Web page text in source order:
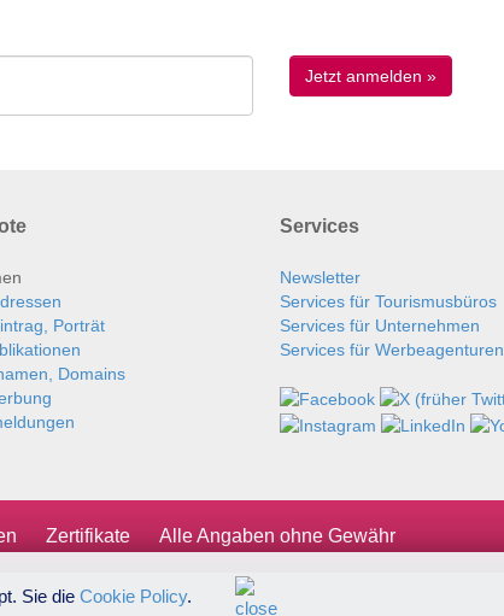
Porträt
Domains
Services
Newsletter
Services für Tourismusbüros
Services für Unternehmen
Services für Werbeagenturen
Zertifikate Alle Angaben ohne Gewähr
Sie die Cookie Policy.